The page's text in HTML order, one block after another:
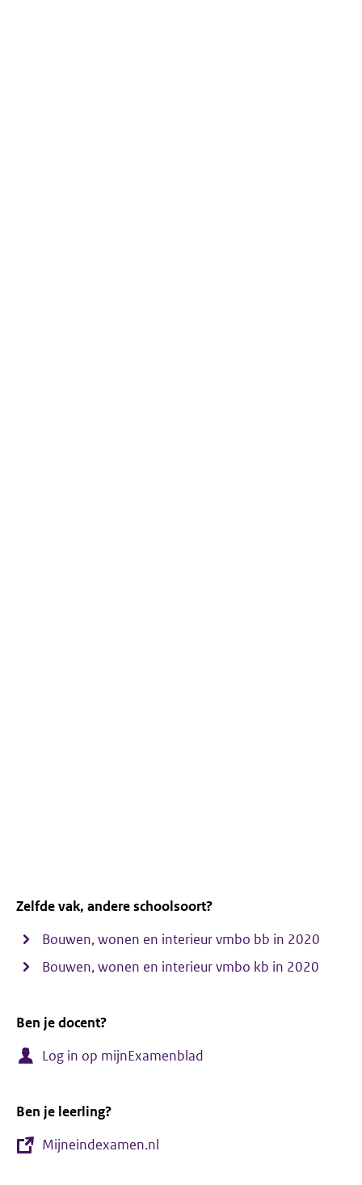
Zelfde vak, andere schoolsoort?
Bouwen, wonen en interieur vmbo bb in 2020
Bouwen, wonen en interieur vmbo kb in 2020
Ben je docent?
Log in op mijnExamenblad
Ben je leerling?
Mijneindexamen.nl